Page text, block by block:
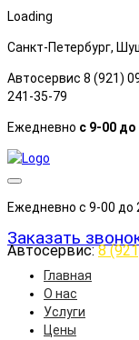
Loading
Санкт-Петербург,
Автосервис 8 (921)
241-35-79
Ежедневно с 9-00 до
Ежедневно с 9-00 до
Заказать
Автосервис:8
Главная
О нас
Услуги
Цены